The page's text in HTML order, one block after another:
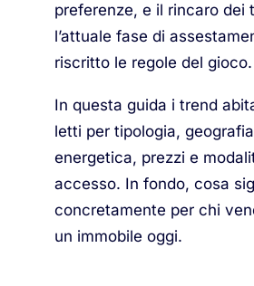
preferenze, e il rincaro dei
l’attuale fase di
riscritto le regole del gioco.
In questa guida i trend
letti per tipologia,
energetica, prezzi e
accesso. In fondo, cosa
concretamente per chi
un immobile oggi.